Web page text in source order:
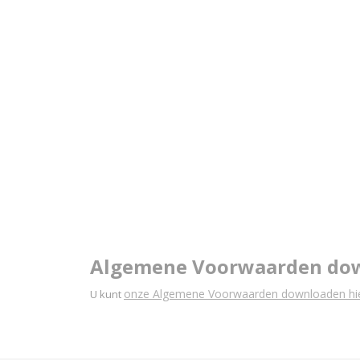
Algemene Voorwaarden
U kunt onze Algemene Voorwaarden downloaden